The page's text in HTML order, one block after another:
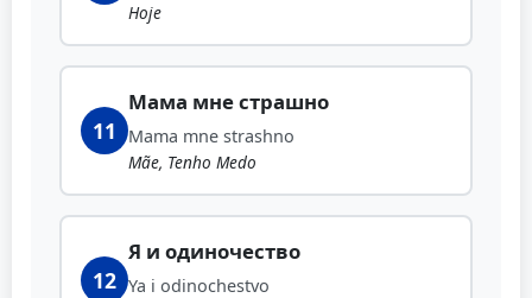
Hoje
11
Мама мне страшно
Mama mne strashno
Mãe, Tenho Medo
12
Я и одиночество
Ya i odinochestvo